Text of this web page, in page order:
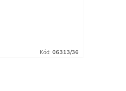
Kód: 06313/36